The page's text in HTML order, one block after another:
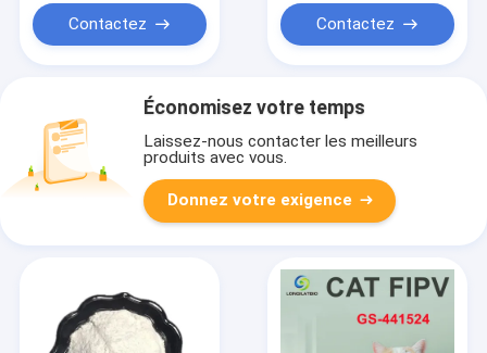
Contactez Contactez
Économisez votre temps
Laissez-nous contacter les meilleurs
produits avec vous.
Donnez votre exigence